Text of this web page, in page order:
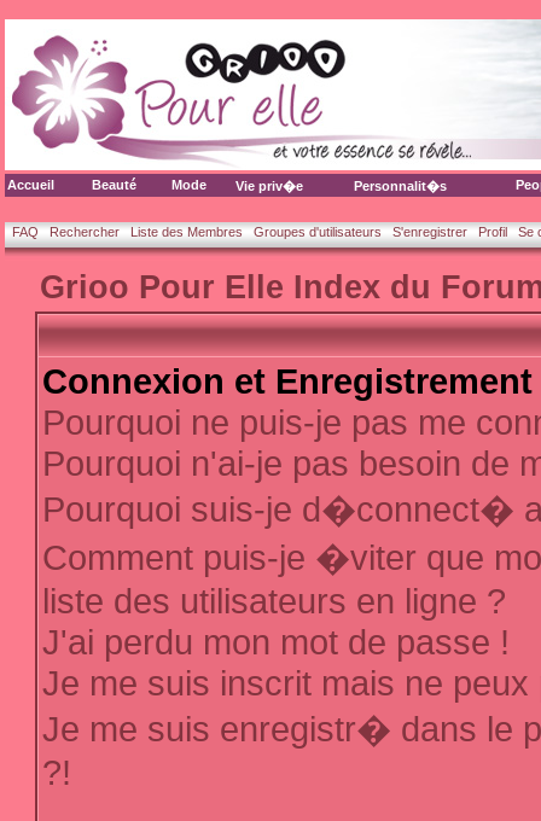
Accueil Beauté Mode Vie priv�e Personnalit�s
FAQ Rechercher Liste des Membres Groupes d'utilisateurs S'enregistrer Profil Se
Grioo Pour Elle Index du
Connexion et Enregistrement
Pourquoi ne puis-je pas me
Pourquoi n'ai-je pas besoin de
Pourquoi suis-je d�connect�
Comment puis-je �viter que
liste des utilisateurs en ligne ?
J'ai perdu mon mot de passe !
Je me suis inscrit mais ne
Je me suis enregistr� dans le
?!